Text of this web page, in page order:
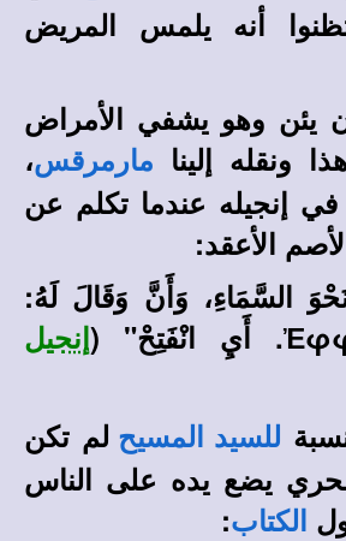
أنه يلمس المريض
يئن وهو يشفي الأمراض
ونقله إلينا
مارمرقس،
إنجيله عندما تكلم عن
الأعقد:
السَّمَاءِ، وَأَنَّ وَقَالَ لَهُ:
"
( إنجيل
للسيد المسيح لم تكن
يضع يده على الناس
الكتاب: